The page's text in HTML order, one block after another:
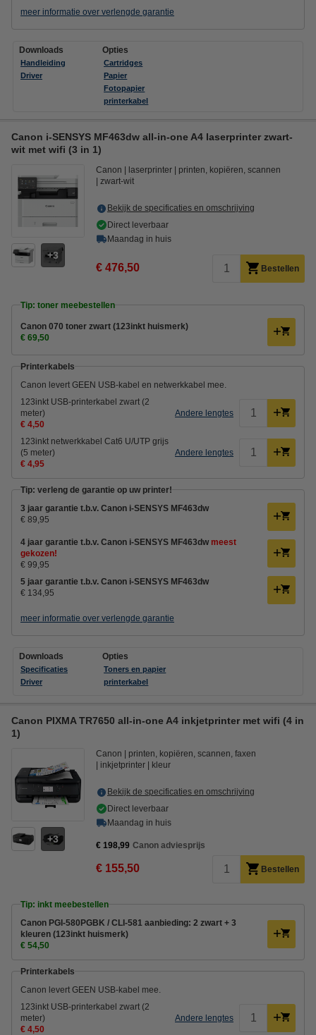
meer informatie over verlengde garantie
Downloads
Handleiding
Driver
Opties
Cartridges
Papier
Fotopapier
printerkabel
Canon i-SENSYS MF463dw all-in-one A4 laserprinter zwart-
wit met wifi (3 in 1)
3
Canon laserprinter
printen, kopiëren, scannen
zwart-wit
Bekijk de specificaties en omschrijving
Direct leverbaar
Maandag in huis
€ 476,50 Bestellen
Tip: toner meebestellen
Canon 070 toner zwart (123inkt huismerk)
€ 69,50
Printerkabels
Canon levert GEEN USB-kabel en netwerkkabel mee.
123inkt USB-printerkabel zwart (2
meter)
€ 4,50
Andere lengtes
123inkt netwerkkabel Cat6 U/UTP grijs
(5 meter)
€ 4,95
Andere lengtes
Tip: verleng de garantie op uw printer!
3 jaar garantie t.b.v. Canon i-SENSYS MF463dw
€ 89,95
4 jaar garantie t.b.v. Canon i-SENSYS MF463dw meest
gekozen!
€ 99,95
5 jaar garantie t.b.v. Canon i-SENSYS MF463dw
€ 134,95
meer informatie over verlengde garantie
Downloads
Specificaties
Driver
Opties
Toners en papier
printerkabel
Canon PIXMA TR7650 all-in-one A4 inkjetprinter met wifi (4 in
1)
3
Canon
printen, kopiëren, scannen, faxen
inkjetprinter
kleur
Bekijk de specificaties en omschrijving
Direct leverbaar
Maandag in huis
€ 198,99 Canon adviesprijs
€ 155,50 Bestellen
Tip: inkt meebestellen
Canon PGI-580PGBK / CLI-581 aanbieding: 2 zwart + 3
kleuren (123inkt huismerk)
€ 54,50
Printerkabels
Canon levert GEEN USB-kabel mee.
123inkt USB-printerkabel zwart (2
meter)
€ 4,50
Andere lengtes